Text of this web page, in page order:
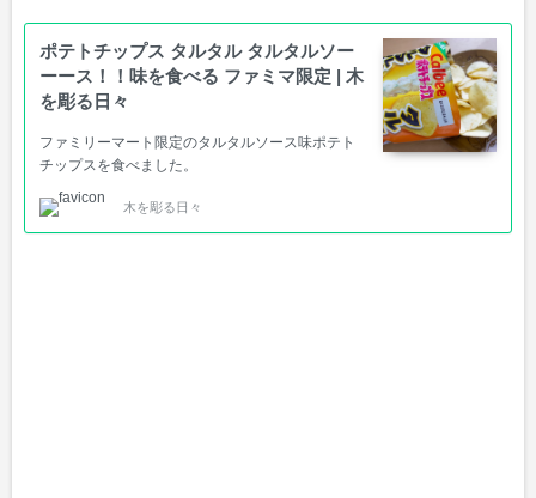
ポテトチップス タルタル タルタルソー
ーース！！味を食べる ファミマ限定 | 木
を彫る日々
ファミリーマート限定のタルタルソース味ポテト
チップスを食べました。
木を彫る日々